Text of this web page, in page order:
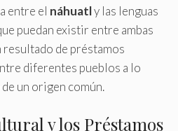
entre el náhuatly las lenguas
puedan existir entre ambas
de préstamos
diferentes pueblos a lo
un origen común.
y los Préstamos